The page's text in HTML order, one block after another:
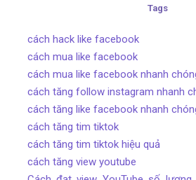
Tags
cách hack like facebook
cách mua like facebook
cách mua like facebook nhanh
cách tăng follow instagram nhanh
cách tăng like facebook nhanh
cách tăng tim tiktok
cách tăng tim tiktok hiệu quả
cách tăng view youtube